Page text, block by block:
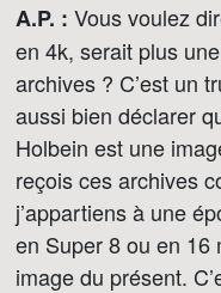
A.P. : Vous voulez
en 4k, serait plus
archives ? C’est un
aussi bien déclarer
Holbein est une
reçois ces archives
j’appartiens à une
en Super 8 ou en 16
image du présent.